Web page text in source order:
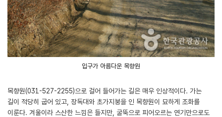
입구가 아름다운 목향원
목향원(031-527-2255)으로 걸어 들어가는 길은 매우 인상적이다. 가는
길이 적당히 굽어 있고, 장독대와 초가지붕을 인 목향원이 묘하게 조화를
이룬다. 겨울이라 스산한 느낌은 들지만, 굴뚝으로 피어오르는 연기만으로도